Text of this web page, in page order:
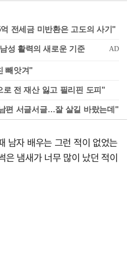
전세금 미반환은 고도의 사기"
빼앗겨"
로 전 재산 잃고 필리핀 도피"
편 서글서글…잘 살길 바랐는데"
남자 배우는 그런 적이 없었는
은 냄새가 너무 많이 났던 적이